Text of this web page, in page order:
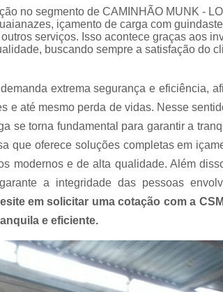
Empresa de
Empresa de
Empresa
Transporte
no segmento de CAMINHÃO MUNK -
içamento de carga com
serviços. Isso acontece graças aos
buscando sempre a satisfação do
extrema segurança e eficiência,
e até mesmo perda de vidas. Nesse
se torna fundamental para garantir a
que oferece soluções completas em
modernos e de alta qualidade. Além
a integridade das pessoas
em solicitar uma cotação com a
e eficiente.